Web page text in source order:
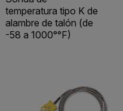
temperatura tipo K de
alambre de talón (de
-58 a 1000°°F)